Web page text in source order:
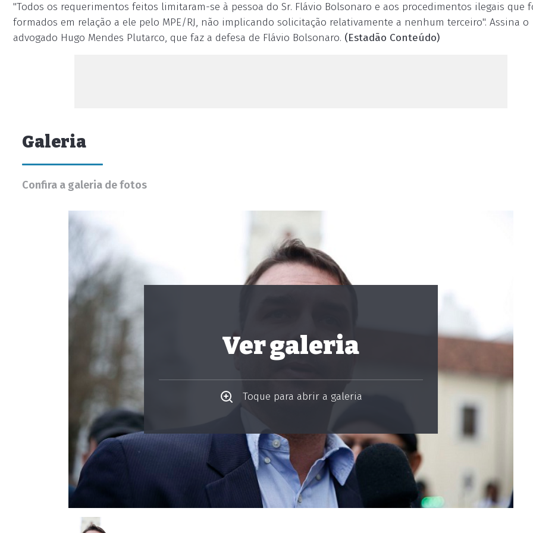
"Todos os requerimentos feitos limitaram-se à pessoa do Sr. Flávio Bolsonaro e aos procedimentos ilegais que
formados em relação a ele pelo MPE/RJ, não implicando solicitação relativamente a nenhum terceiro". Assina o
advogado Hugo Mendes Plutarco, que faz a defesa de Flávio Bolsonaro. (Estadão Conteúdo)
Galeria
Confira a galeria de fotos
Ver galeria
Toque para abrir a galeria